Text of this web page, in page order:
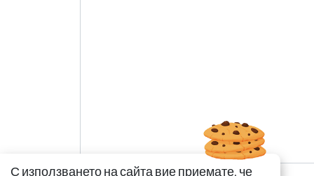
С използването на сайта вие приемате, че